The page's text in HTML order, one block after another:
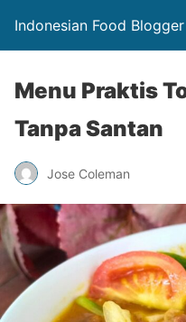
Indonesian Food Blogger
Menu Praktis
Tanpa Santan
Jose Coleman